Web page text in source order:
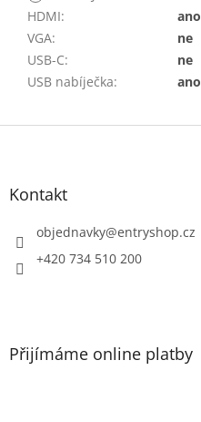
HDMI:
ano
VGA:
ne
USB-C:
ne
USB nabíječka: ano
Z
Kontakt
objednavky@entryshop.cz
+420 734 510 200
Přijímáme online platby